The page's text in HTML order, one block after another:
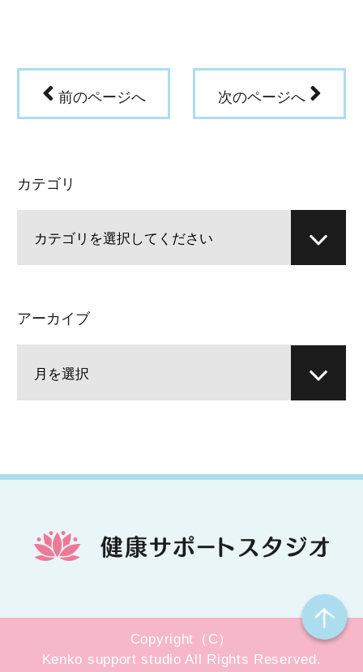
前のページへ 次のページへ
カテゴリ
アーカイブ
Copyright（C）
Kenko support studio All Rights Reserved.